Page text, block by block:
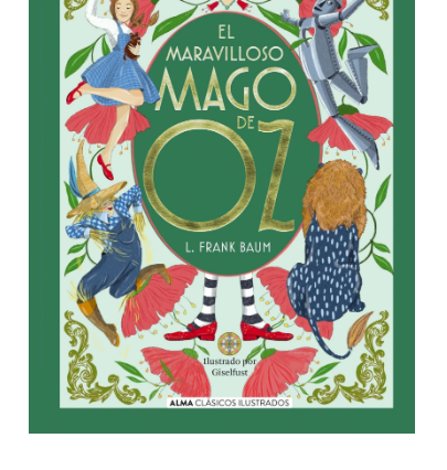
Literatura universal y
Clásicos
Pedagogía
Teatro